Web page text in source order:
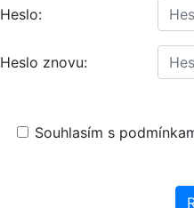
Heslo:
Heslo znovu:
Souhlasím s